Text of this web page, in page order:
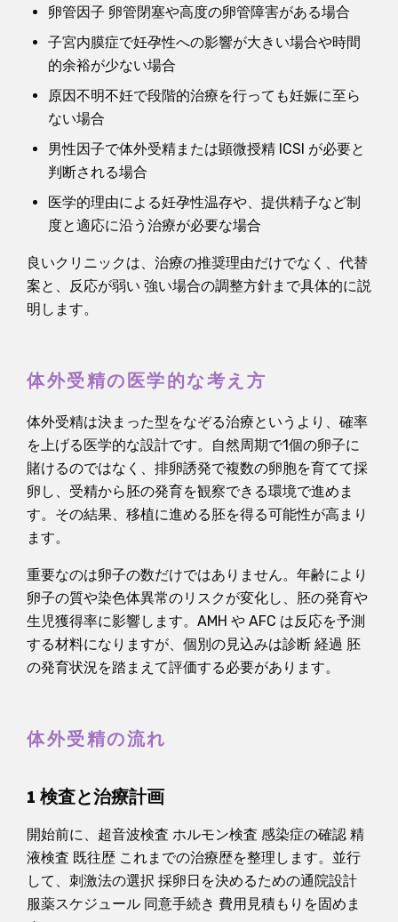
卵管因子 卵管閉塞や高度の卵管障害がある場合
子宮内膜症で妊孕性への影響が大きい場合や時間
的余裕が少ない場合
原因不明不妊で段階的治療を行っても妊娠に至ら
ない場合
男性因子で体外受精または顕微授精 ICSI が必要と
判断される場合
医学的理由による妊孕性温存や、提供精子など制
度と適応に沿う治療が必要な場合
良いクリニックは、治療の推奨理由だけでなく、代替
案と、反応が弱い 強い場合の調整方針まで具体的に説
明します。
体外受精の医学的な考え方
体外受精は決まった型をなぞる治療というより、確率
を上げる医学的な設計です。自然周期で1個の卵子に
賭けるのではなく、排卵誘発で複数の卵胞を育てて採
卵し、受精から胚の発育を観察できる環境で進めま
す。その結果、移植に進める胚を得る可能性が高まり
ます。
重要なのは卵子の数だけではありません。年齢により
卵子の質や染色体異常のリスクが変化し、胚の発育や
生児獲得率に影響します。AMH や AFC は反応を予測
する材料になりますが、個別の見込みは診断 経過 胚
の発育状況を踏まえて評価する必要があります。
体外受精の流れ
1 検査と治療計画
開始前に、超音波検査 ホルモン検査 感染症の確認 精
液検査 既往歴 これまでの治療歴を整理します。並行
して、刺激法の選択 採卵日を決めるための通院設計
服薬スケジュール 同意手続き 費用見積もりを固めま